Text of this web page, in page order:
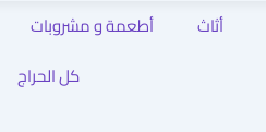
أثاث أطعمة و مشروبات
كل الحراج